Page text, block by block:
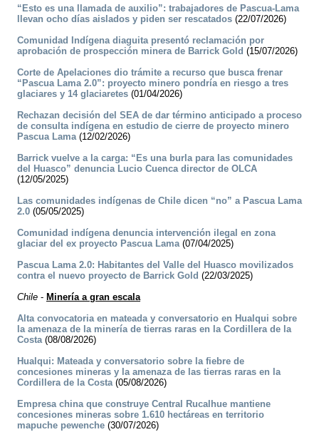
“Esto es una llamada de auxilio”: trabajadores de Pascua-Lama
llevan ocho días aislados y piden ser rescatados (22/07/2026)
Comunidad Indígena diaguita presentó reclamación por
aprobación de prospección minera de Barrick Gold (15/07/2026)
Corte de Apelaciones dio trámite a recurso que busca frenar
“Pascua Lama 2.0”: proyecto minero pondría en riesgo a tres
glaciares y 14 glaciaretes (01/04/2026)
Rechazan decisión del SEA de dar término anticipado a proceso
de consulta indígena en estudio de cierre de proyecto minero
Pascua Lama(12/02/2026)
Barrick vuelve a la carga: “Es una burla para las comunidades
del Huasco” denuncia Lucio Cuenca director de OLCA
(12/05/2025)
Las comunidades indígenas de Chile dicen “no” a Pascua Lama
2.0 (05/05/2025)
Comunidad indígena denuncia intervención ilegal en zona
glaciar del ex proyecto Pascua Lama(07/04/2025)
Pascua Lama 2.0: Habitantes del Valle del Huasco movilizados
contra el nuevo proyecto de Barrick Gold (22/03/2025)
Chile - Minería a gran escala
Alta convocatoria en mateada y conversatorio en Hualqui sobre
la amenaza de la minería de tierras raras en la Cordillera de la
Costa(08/08/2026)
Hualqui: Mateada y conversatorio sobre la fiebre de
concesiones mineras y la amenaza de las tierras raras en la
Cordillera de la Costa(05/08/2026)
Empresa china que construye Central Rucalhue mantiene
concesiones mineras sobre 1.610 hectáreas en territorio
mapuche pewenche (30/07/2026)